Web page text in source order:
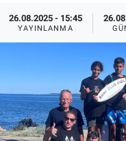
26.08.2025 - 15:45
YAYINLANMA